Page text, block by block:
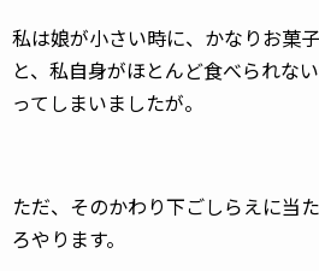
私は娘が小さい時に、かなりお菓
と、私自身がほとんど食べられな
ってしまいましたが。
ただ、そのかわり下ごしらえに当
ろやります。